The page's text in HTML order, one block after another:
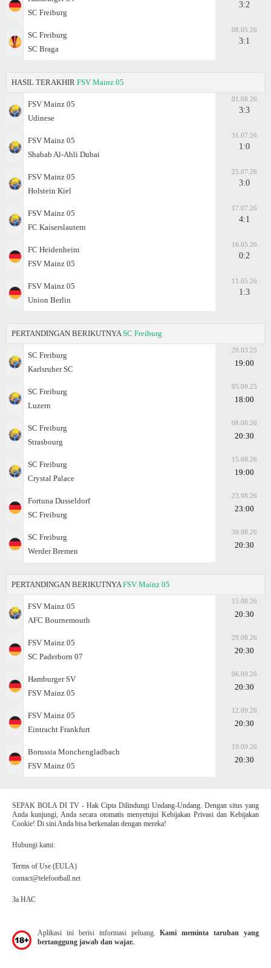
SC Freiburg
3:2
SC Freiburg
SC Braga
08.05.26
3:1
HASIL TERAKHIR FSV Mainz 05
FSV Mainz 05
Udinese
01.08.26
3:3
FSV Mainz 05
Shabab Al-Ahli Dubai
31.07.26
1:0
FSV Mainz 05
Holstein Kiel
25.07.26
3:0
FSV Mainz 05
FC Kaiserslautern
17.07.26
4:1
FC Heidenheim
FSV Mainz 05
16.05.26
0:2
FSV Mainz 05
Union Berlin
11.05.26
1:3
PERTANDINGAN BERIKUTNYA SC Freiburg
SC Freiburg
Karlsruher SC
20.03.25
19:00
SC Freiburg
Luzern
05.09.25
18:00
SC Freiburg
Strasbourg
08.08.26
20:30
SC Freiburg
Crystal Palace
15.08.26
19:00
Fortuna Dusseldorf
SC Freiburg
23.08.26
23:00
SC Freiburg
Werder Bremen
30.08.26
20:30
PERTANDINGAN BERIKUTNYA FSV Mainz 05
FSV Mainz 05
AFC Bournemouth
15.08.26
20:30
FSV Mainz 05
SC Paderborn 07
29.08.26
20:30
Hamburger SV
FSV Mainz 05
06.09.26
20:30
FSV Mainz 05
Eintracht Frankfurt
12.09.26
20:30
Borussia Monchengladbach
FSV Mainz 05
19.09.26
20:30
SEPAK BOLA DI TV - Hak Cipta Dilindungi Undang-Undang. Dengan situs yang
Anda kunjungi, Anda secara otomatis menyetujui Kebijakan Privasi dan Kebijakan
Cookie! Di sini Anda bisa berkenalan dengan mereka!
Hubungi kami:
Terms of Use (EULA)
contact@telefootball.net
За НАС
Aplikasi ini berisi informasi peluang.Kami meminta taruhan yang
bertanggung jawab dan wajar.